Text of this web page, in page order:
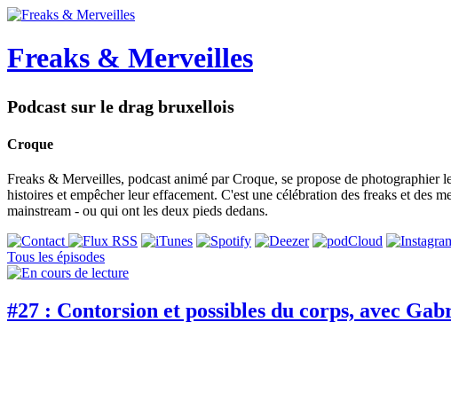
Freaks & Merveilles
Podcast sur le drag bruxellois
Croque
Freaks & Merveilles, podcast animé par Croque, se propose de photographier
histoires et empêcher leur effacement. C'est une célébration des freaks et des
mainstream - ou qui ont les deux pieds dedans.
Tous les épisodes
#27 : Contorsion et possibles du corps, avec